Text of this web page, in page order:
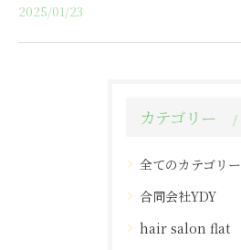
2025/01/23
カテゴリー
全てのカテゴリー
合同会社YDY
hair salon flat